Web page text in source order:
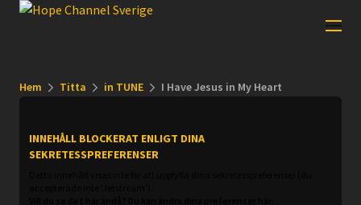
Hem Titta in TUNE I Have Jesus in My Heart
INNEHÅLL BLOCKERAT ENLIGT DINA
SEKRETESSPREFERENSER